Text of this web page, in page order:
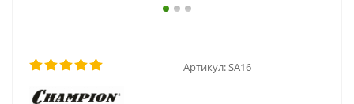
Артикул: SA16